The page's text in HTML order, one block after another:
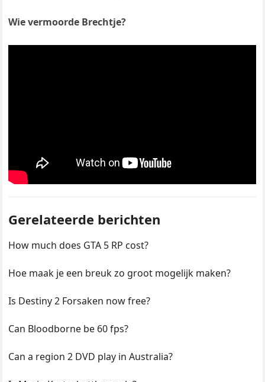
Wie vermoorde Brechtje?
Gerelateerde berichten
How much does GTA 5 RP cost?
Hoe maak je een breuk zo groot mogelijk maken?
Is Destiny 2 Forsaken now free?
Can Bloodborne be 60 fps?
Can a region 2 DVD play in Australia?